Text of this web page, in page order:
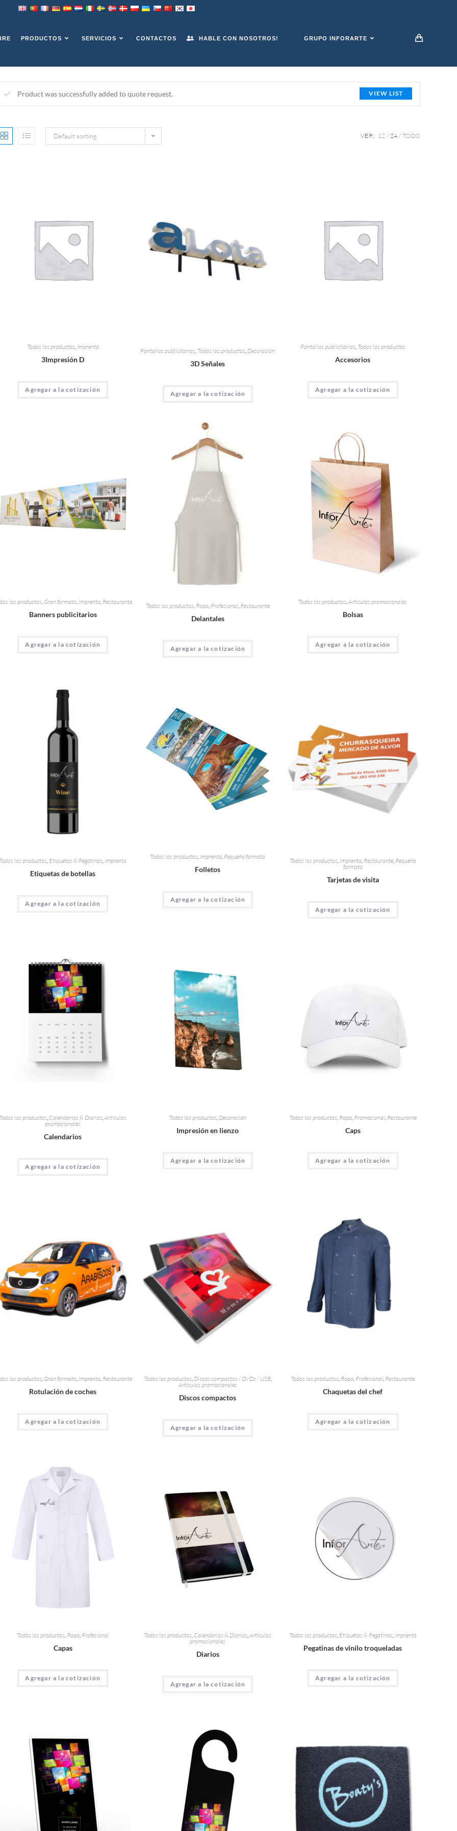
PRODUCTOS SERVICIOS CONTACTOS HABLE CON NOSOTROS! GRUPO INFORARTE
Product was successfully added to quote request. VIEW LIST
Default sorting VER: 12 24 TODO
Todos los productos, Imprenta
3Impresión D
Agregar a la cotización
Pantallas publicitarias, Todos los productos, Decoración
3D Señales
Agregar a la cotización
Pantallas publicitarias, Todos los productos
Accesorios
Agregar a la cotización
los productos Gran formato, Imprenta Restaurante
Banners publicitarios
Agregar a la cotización
Todos los productos, Ropa, Profesional, Restaurante
Delantales
Agregar a la cotización
Todos los productos ,Artículos promocionales
Bolsas
Agregar a la cotización
los productos, Etiquetas & Pegatinas, Imprenta
Etiquetas de botellas
Agregar a la cotización
Todos los productos Imprenta Pequeño formato
Folletos
Agregar a la cotización
Todos los productos, Imprenta, Restaurante, Pequeño
formato
Tarjetas de visita
Agregar a la cotización
los productos Calendarios & Diarios ,Artículos
promocionales
Calendarios
Agregar a la cotización
Todos los productos Decoración
Impresión en lienzo
Agregar a la cotización
Todos los productos Ropa Promocional Restaurante
Caps
Agregar a la cotización
los productos Gran formato, Imprenta Restaurante
Rotulación de coches
Agregar a la cotización
Todos los productos Discos compactos / DVDs / USB,
Artículos promocionales
Discos compactos
Agregar a la cotización
Todos los productos Ropa Profesional Restaurante
Chaquetas del chef
Agregar a la cotización
Todos los productos, Ropa, Profesional
Capas
Agregar a la cotización
Todos los productos, Calendarios & Diarios,Artículos
promocionales
Diarios
Agregar a la cotización
Todos los productos, Etiquetas & Pegatinas, Imprenta
Pegatinas de vinilo troqueladas
Agregar a la cotización